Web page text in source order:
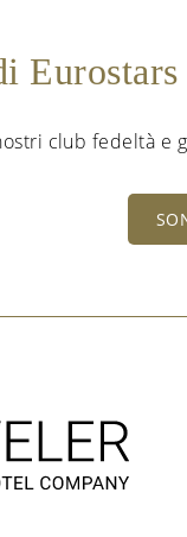
club fedeltà e